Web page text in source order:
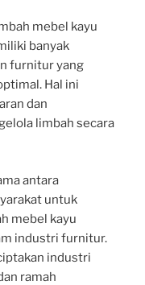
mebel kayu
banyak
furnitur yang
Hal ini
dan
limbah secara
antara
untuk
mebel kayu
industri furnitur.
industri
ramah